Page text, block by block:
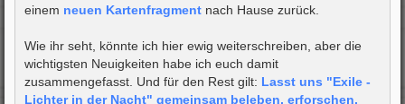
einem neuen Kartenfragment nach Hause zurück.
Wie ihr seht, könnte ich hier ewig weiterschreiben, aber die
wichtigsten Neuigkeiten habe ich euch damit
zusammengefasst. Und für den Rest gilt: Lasst uns "Exile -
Lichter in der Nacht" gemeinsam beleben, erforschen,